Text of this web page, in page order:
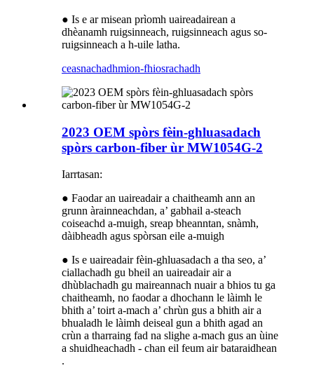
● Is e ar misean prìomh uaireadairean a
dhèanamh ruigsinneach, ruigsinneach agus so-
ruigsinneach a h-uile latha.
ceasnachadhmion-fhiosrachadh
2023 OEM spòrs fèin-ghluasadach
spòrs carbon-fiber ùr MW1054G-2
Iarrtasan:
● Faodar an uaireadair a chaitheamh ann an
grunn àrainneachdan, a’ gabhail a-steach
coiseachd a-muigh, sreap bheanntan, snàmh,
dàibheadh ​​​​agus spòrsan eile a-muigh
● Is e uaireadair fèin-ghluasadach a tha seo, a’
ciallachadh gu bheil an uaireadair air a
dhùblachadh gu maireannach nuair a bhios tu ga
chaitheamh, no faodar a dhochann le làimh le
bhith a’ toirt a-mach a’ chrùn gus a bhith air a
bhualadh le làimh deiseal gun a bhith agad an
crùn a tharraing fad na slighe a-mach gus an ùine
a shuidheachadh - chan eil feum air bataraidhean
.